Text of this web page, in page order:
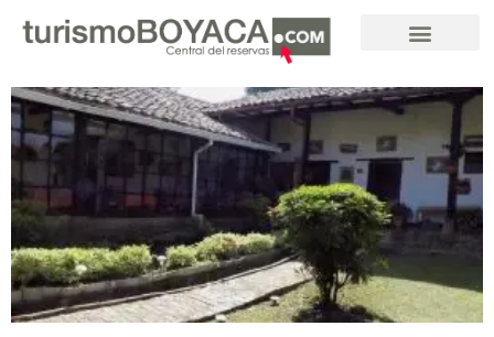
PagePagePagePagePage